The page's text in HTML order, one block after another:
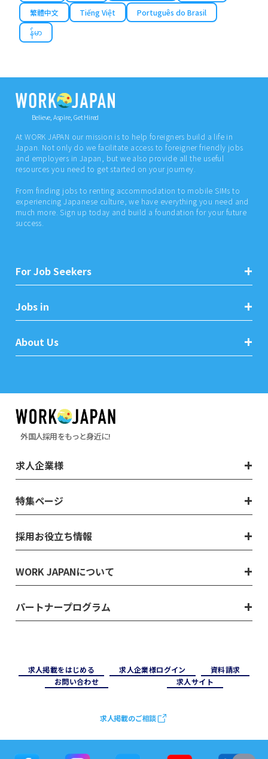
繁體中文
Tiếng Việt
Português do Brasil
န်မာ
Believe, Aspire, Get Hired
At WORK JAPAN our mission is to help foreigners build a life in
Japan. Not only do we facilitate access to foreigner friendly jobs
and employers in Japan, but we also provide all the useful
resources you need to get started on your journey.
From finding jobs to renting accommodation to mobile SIMs to
experiencing Japanese culture, we have everything you need and
much more. Sign up today and build a foundation for your future
success.
For Job Seekers
Jobs in
About Us
外国人採用をもっと身近に!
求人企業様
特集ページ
採用お役立ち情報
WORK JAPANについて
パートナープログラム
求⼈掲載をはじめる 求⼈企業様ログイン
資料請求
お問い合わせ
求⼈サイト
求人掲載のご相談